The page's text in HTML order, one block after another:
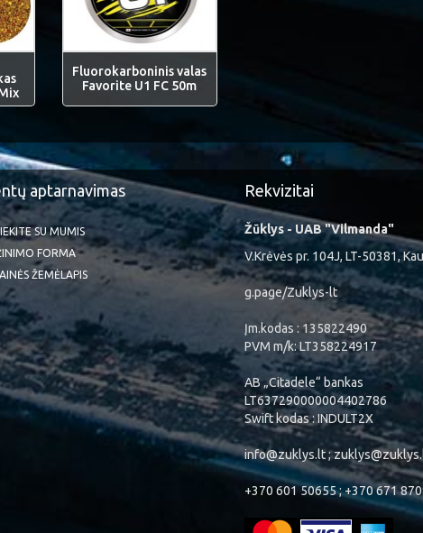
Fluorokarboninis valas
Favorite U1 FC 50m
aptarnavimas
SU MUMIS
FORMA
ŽEMĖLAPIS
Rekvizitai
Žūklys - UAB "Vilmanda"
V.Krėvės pr. 104J, LT-50381,
g.page/Zuklys-lt
Įm.kodas : 135822490
PVM m/k: LT358224917
AB „Citadele“ bankas
LT637290000004402786
Swift kodas : INDULT2X
info@zuklys.lt ;
+370 601 50655 ; +370 671